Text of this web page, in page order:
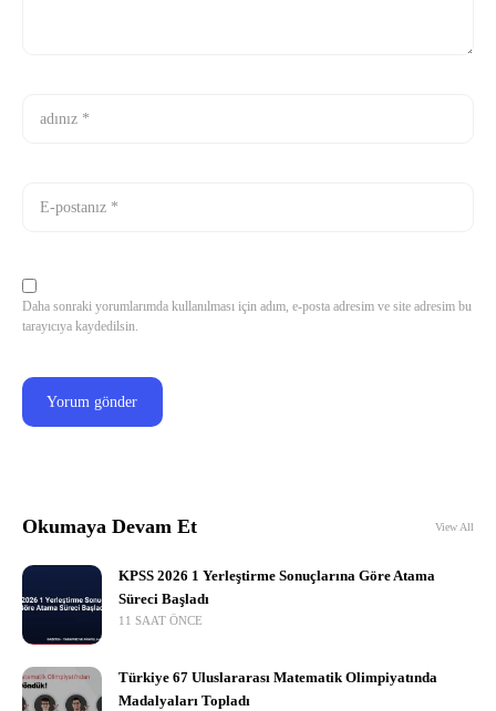
Daha sonraki yorumlarımda kullanılması için adım, e-posta adresim ve site adresim bu
tarayıcıya kaydedilsin.
Okumaya Devam Et View All
KPSS 2026 1 Yerleştirme Sonuçlarına Göre Atama
Süreci Başladı
11 SAAT ÖNCE
Türkiye 67 Uluslararası Matematik Olimpiyatında
Madalyaları Topladı